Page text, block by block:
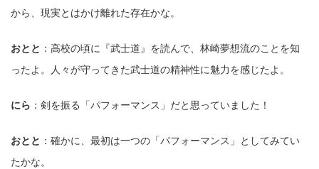
から、現実とはかけ離れた存在かな。
おとと ：⾼校の頃に『武⼠道』を読んで、林崎夢想流のことを知
ったよ。⼈々が守ってきた武⼠道の精神性に魅⼒を感じたよ。
にら ：剣を振る「パフォーマンス」だと思っていました！
おとと ：確かに、最初は⼀つの「パフォーマンス」としてみてい
たかな。